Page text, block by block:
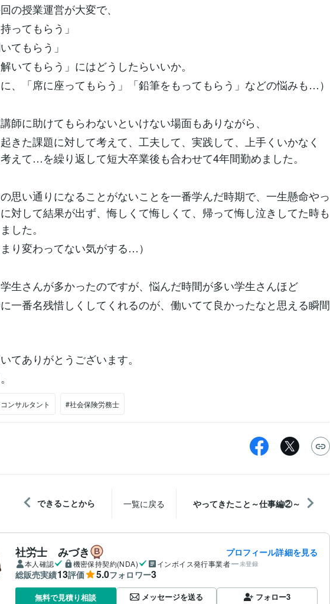
の授業運営が大変で、
ってもらう」
てもらう」
解いてもらう」にはどうしたらいいか。
に、「席に座ってもらう」「鉛筆をもってもらう」などの悩みも…）
師に助けてもらわないといけない場面もありながら、
きた課題に対して考えて、工夫して、実践して、上手くいかなく
えて…を繰り返して短大卒業後も合わせて4年間勤めました。
思い通りになることがないことを一番学んだ時期で、一生懸命やっ
対して結果が出ず、悔しくて悔しくて、帰って悔し泣きしてた時も
した。
まり変わってない気がする…）
生さんが多かったのですが、悩んだ時間が多い学生さんほど
一番名残惜しくしてくれるのが、働いてて良かったなと思える瞬間
てありがとうございます。
ンサルタント #社会保険労務士
できることから 一覧に戻る やってきたこと～仕事編②～
社労士 みづき プロフィール詳細を見る
本人確認 機密保持契約(NDA) インボイス発行事業者 未登録
総販売実績13評価 5.0フォロワー3
無料で見積り相談 メッセージを送る フォロー3